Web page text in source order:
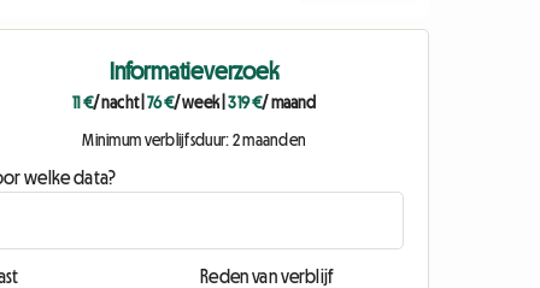
Informatieverzoek
11 €/ nacht|76 €/ week|319 €/ maand
Minimum verblijfsduur: 2 maanden
welke data?
Reden van verblijf